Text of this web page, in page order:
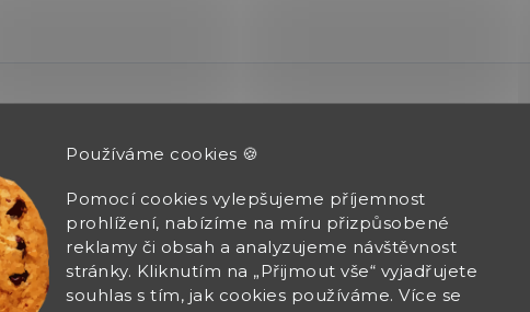
Používáme cookies 🍪
Pomocí cookies vylepšujeme příjemnost
prohlížení, nabízíme na míru přizpůsobené
reklamy či obsah a analyzujeme návštěvnost
stránky. Kliknutím na „Přijmout vše“ vyjadřujete
souhlas s tím, jak cookies používáme. Více se
IVAN JIRÁK